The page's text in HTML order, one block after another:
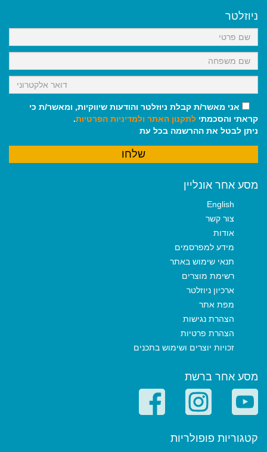
k
p
m
ניוזלטר
אני מאשר/ת קבלת ניוזלטר והודעות שיווקיות, ומאשר/ת כי
קראתי והסכמתי לתקנון האתר ולמדיניות הפרטיות.
ניתן לבטל את ההרשמה בכל עת
מסע אחר אונליין
English
צור קשר
אודות
מידע למפרסמים
תנאי שימוש באתר
רשימת מוצרים
ארכיון ניוזלטר
מפת אתר
הצהרת נגישות
הצהרת פרטיות
זכויות יוצרים ושימוש בתכנים
מסע אחר ברשת
קטגוריות פופולריות